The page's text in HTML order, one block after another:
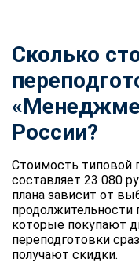
Сколько
России?
Стоимость типовой
составляет 23 080
плана зависит от
продолжительности
которые покупают
переподготовки
получают скидки.